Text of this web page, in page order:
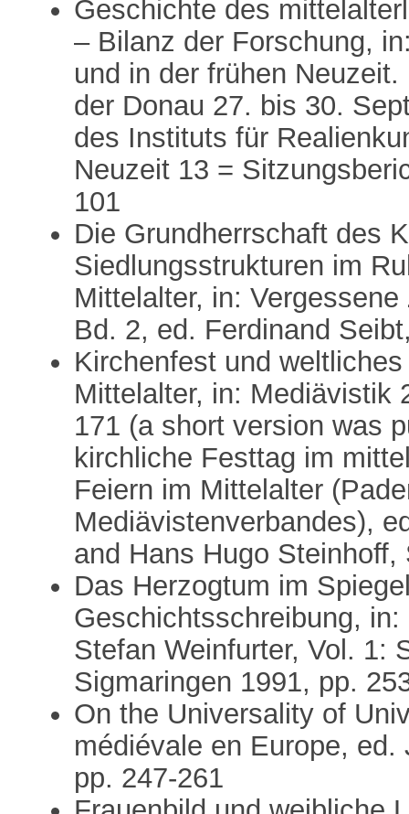
Geschichte des
– Bilanz der Forschung,
und in der frühen
der Donau 27. bis 30.
des Instituts für
Neuzeit 13 =
101
Die Grundherrschaft des
Siedlungsstrukturen im
Mittelalter, in:
Bd. 2, ed. Ferdinand
Kirchenfest und
Mittelalter, in: Mediävistik
171 (a short version was
kirchliche Festtag im
Feiern im Mittelalter
Mediävistenverbandes),
and Hans Hugo
Das Herzogtum im
Geschichtsschreibung,
Stefan Weinfurter, Vol. 1:
Sigmaringen 1991, pp.
On the Universality of
médiévale en Europe,
pp. 247-261